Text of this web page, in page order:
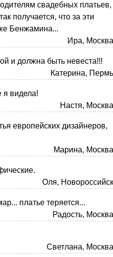
свадебных платьев,
получается, что за эти
Бенжамина...
Ира, Москва
и должна быть невеста!!!
Катерина, Пермь
я видела!
Настя, Москва
европейских дизайнеров,
Марина, Москва
Оля, Новороссийск
платье теряется...
Радость, Москва
Светлана, Москва